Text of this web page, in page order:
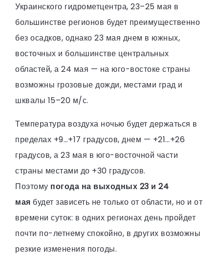
Украинского гидрометцентра, 23–25 мая в
большинстве регионов будет преимущественно
без осадков, однако 23 мая днем в южных,
восточных и большинстве центральных
областей, а 24 мая — на юго-востоке страны
возможны грозовые дожди, местами град и
шквалы 15–20 м/с.
Температура воздуха ночью будет держаться в
пределах +9…+17 градусов, днем — +21…+26
градусов, а 23 мая в юго-восточной части
страны местами до +30 градусов.
Поэтому погода на выходных 23 и 24
мая будет зависеть не только от области, но и от
времени суток: в одних регионах день пройдет
почти по-летнему спокойно, в других возможны
резкие изменения погоды.